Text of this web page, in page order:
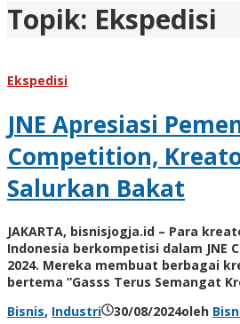
Topik: Ekspedisi
Ekspedisi
JNE Apresiasi
Competition,
Salurkan Bakat
JAKARTA, bisnisjogja.id – Para
Indonesia berkompetisi dalam JNE
2024. Mereka membuat berbagai
bertema ”Gasss Terus Semangat
Bisnis, Industri 30/08/2024oleh